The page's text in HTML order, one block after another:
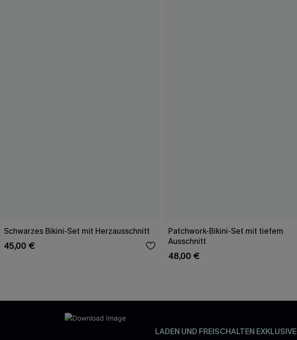
Schwarzes Bikini-Set mit Herzausschnitt
45,00 €
Patchwork-Bikini-Set mit tiefem
Ausschnitt
48,00 €
LADEN UND FREISCHALTEN EXKLUSIVE